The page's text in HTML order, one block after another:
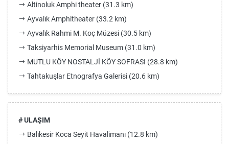
Altinoluk Amphi theater (31.3 km)
Ayvalık Amphitheater (33.2 km)
Ayvalık Rahmi M. Koç Müzesi (30.5 km)
Taksiyarhis Memorial Museum (31.0 km)
MUTLU KÖY NOSTALJİ KÖY SOFRASI (28.8 km)
Tahtakuşlar Etnografya Galerisi (20.6 km)
# ULAŞIM
Balıkesir Koca Seyit Havalimanı (12.8 km)